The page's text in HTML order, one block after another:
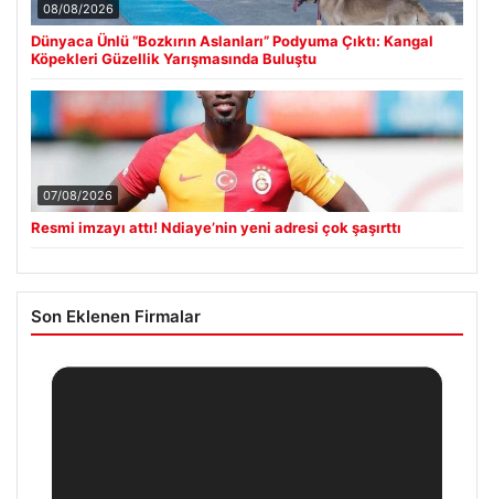
08/08/2026
Dünyaca Ünlü “Bozkırın Aslanları” Podyuma Çıktı: Kangal
Köpekleri Güzellik Yarışmasında Buluştu
07/08/2026
Resmi imzayı attı! Ndiaye’nin yeni adresi çok şaşırttı
Son Eklenen Firmalar